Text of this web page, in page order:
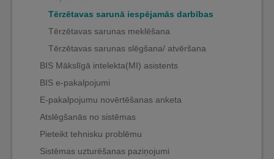
Tērzētavas sarunā iespējamās darbības
Tērzētavas sarunas meklēšana
Tērzētavas sarunas slēgšana/ atvēršana
BIS Mākslīgā intelekta(MI) asistents
BIS e-pakalpojumi
E-pakalpojumu novērtēšanas anketa
Atslēgšanās no sistēmas
Pieteikt tehnisku problēmu
Sistēmas uzturēšanas paziņojumi